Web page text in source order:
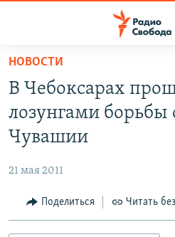
упрощенного
доступа
основному
Вернутся
ПРОГРАММЫ
АВТОРСКИЕ ПРОЕКТЫ
МНЕНИЯ
КУЛЬТУРА
НОВОСТИ
В Чебоксарах
лозунгами борьбы
Чувашии
21 мая 2011
Поделиться Читать